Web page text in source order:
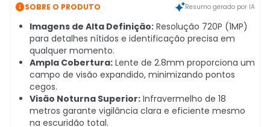
SOBRE O PRODUTO Resumo gerado por IA
Imagens de Alta Definição: Resolução 720P (1MP)
para detalhes nítidos e identificação precisa em
qualquer momento.
Ampla Cobertura: Lente de 2.8mm proporciona um
campo de visão expandido, minimizando pontos
cegos.
Visão Noturna Superior: Infravermelho de 18
metros garante vigilância clara e eficiente mesmo
na escuridão total.